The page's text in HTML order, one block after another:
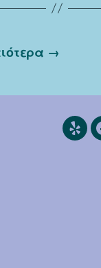
→
Yelp